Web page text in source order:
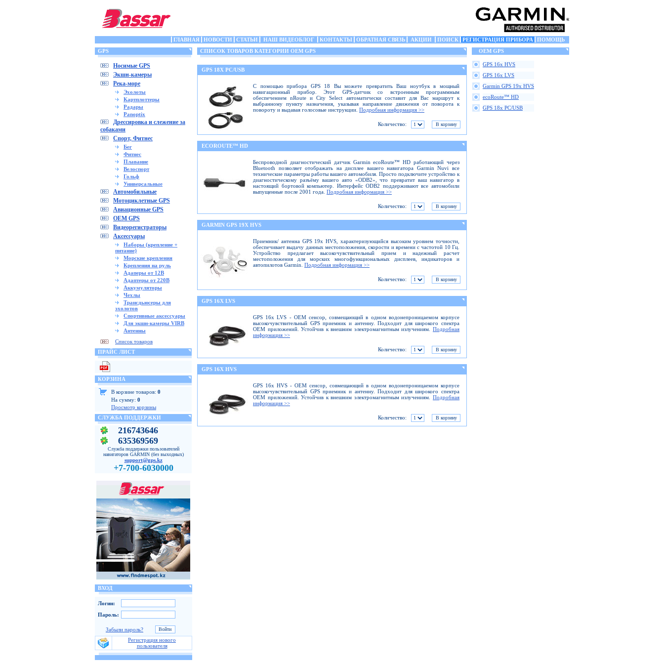
ГЛАВНАЯ НОВОСТИ СТАТЬИ НАШ ВИДЕОБЛОГ КОНТАКТЫ ОБРАТНАЯ СВЯЗЬ АКЦИИ ПОИСК РЕГИСТРАЦИЯ ПРИБОРА
ПОМОЩЬ
GPS
Носимые GPS
Экшн-камеры
Река-море
Эхолоты
Картплоттеры
Радары
Panoptix
Дрессировка и слежение за
собаками
Спорт, Фитнес
Бег
Фитнес
Плавание
Велоспорт
Гольф
Универсальные
Автомобильные
Мотоциклетные GPS
Авиационные GPS
OEM GPS
Видеорегистраторы
Аксессуары
Наборы (крепление +
питание)
Морские крепления
Крепления на руль
Адаперы от 12В
Адаптеры от 220В
Аккумуляторы
Чехлы
Трансдьюсеры для
эхолотов
Спортивные аксессуары
Для экшн-камеры VIRB
Антенны
Список товаров
ПРАЙС ЛИСТ
КОРЗИНА
В корзине товаров: 0
На сумму: 0
Просмотр корзины
СЛУЖБА ПОДДЕРЖКИ
216743646
635369569
Служба поддержки пользователей
навигаторов GARMIN (без выходных)
support@gps.kz
+7-700-6030000
ВХОД
Логин:
Пароль:
Забыли пароль?
Регистрация нового
пользователя
СПИСОК ТОВАРОВ КАТЕГОРИИ OEM GPS
GPS 18X PC/USB
С помощью прибора GPS 18 Вы можете превратить Ваш ноутбук в мощный
навигационный прибор. Этот GPS-датчик со встроенным программным
обеспечением nRoute и City Select автоматически составит для Вас маршрут к
выбранному пункту назначения, указывая направление движения от поворота к
повороту и выдавая голосовые инструкции. Подробная информация >>
Количество:
ECOROUTE™ HD
Беспроводной диагностический датчик Garmin ecoRoute™ HD работающий через
Bluetooth позволяет отображать на дисплее вашего навигатора Garmin Nuvi все
технические параметры работы вашего автомобиля. Просто подключите устройство к
диагностическому разъёму вашего авто «ODB2», что превратит ваш навигатор в
настоящий бортовой компьютер. Интерфейс ODB2 поддерживают все автомобили
выпущенные после 2001 года. Подробная информация >>
Количество:
GARMIN GPS 19X HVS
Приемник/ антенна GPS 19x HVS, характеризующийся высоким уровнем точности,
обеспечивает выдачу данных местоположения, скорости и времени с частотой 10 Гц.
Устройство предлагает высокочувствительный прием и надежный расчет
местоположения для морских многофункциональных дисплеев, индикаторов и
автопилотов Garmin. Подробная информация >>
Количество:
GPS 16X LVS
GPS 16x LVS - ОЕМ сенсор, совмещающий в одном водонепроницаемом корпусе
высокочувствительный GPS приемник и антенну. Подходит для широкого спектра
ОЕМ приложений. Устойчив к внешним электромагнитным излучениям. Подробная
информация >>
Количество:
GPS 16X HVS
GPS 16x HVS - ОЕМ сенсор, совмещающий в одном водонепроницаемом корпусе
высокочувствительный GPS приемник и антенну. Подходит для широкого спектра
ОЕМ приложений. Устойчив к внешним электромагнитным излучениям. Подробная
информация >>
Количество:
OEM GPS
GPS 16x HVS
GPS 16x LVS
Garmin GPS 19x HVS
ecoRoute™ HD
GPS 18x PC/USB